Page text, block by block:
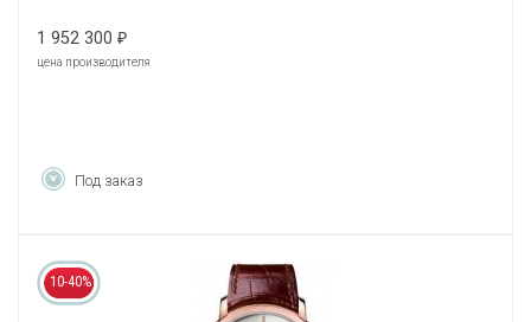
1 952 300 ₽
цена производителя
Под заказ
10-40%